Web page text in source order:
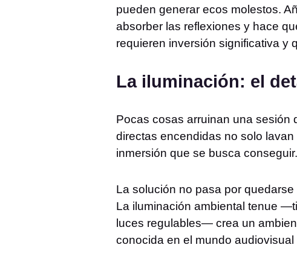
pueden generar ecos molestos.
absorber las reflexiones y hace
requieren inversión significativa y
La iluminación: el
Pocas cosas arruinan una sesión
directas encendidas no solo
inmersión que se busca conseguir.
La solución no pasa por
La iluminación ambiental tenue
luces regulables— crea un
conocida en el mundo audiovisual